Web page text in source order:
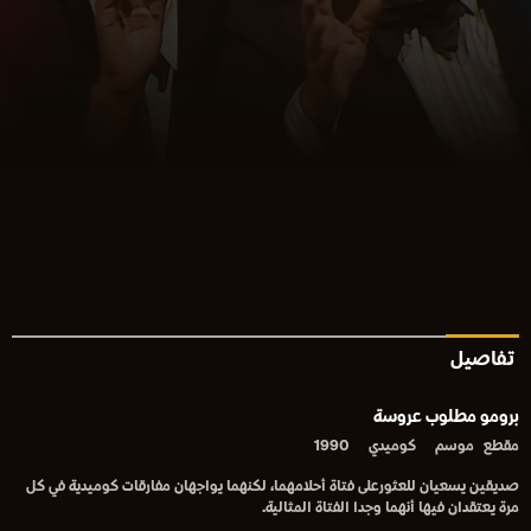
تفاصيل
برومو مطلوب عروسة
مقطع موسم كوميدي 1990
صديقين يسعيان للعثورعلى فتاة أحلامهما، لكنهما يواجهان مفارقات كوميدية في كل
مرة يعتقدان فيها أنهما وجدا الفتاة المثالية.